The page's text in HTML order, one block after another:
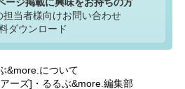
担当者様向けお問い合わせ
ダウンロード
&more.について
ーズ]・るるぶ&more.編集部